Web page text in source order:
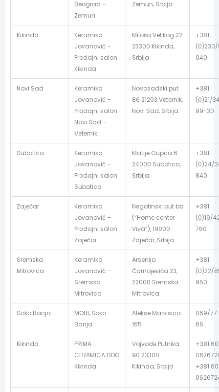
Beograd –
Zemun
Zemun, Srbija
Kikinda
Keramika
Jovanović –
Prodajni salon
Kikinda
Miloša Velikog 22
23300 Kikinda,
Srbija
+381
040
Novi Sad
Keramika
Jovanović –
Prodajni salon
Novi Sad –
Veternik
Novosadski put
86 21203 Veternik,
Novi Sad, Srbija
+381
(0)21/
99-30
Subotica
Keramika
Jovanović –
Prodajni salon
Subotica
Matije Gupca 6
24000 Subotica,
Srbija
+381
(0)24/
840
Zaječar
Keramika
Jovanović –
Prodajni salon
Zaječar
Negotinski put bb
(“Home center
Viva”), 19000
Zaječar, Srbija
+381
(0)19/
760
Sremska
Mitrovica
Keramika
Jovanović –
Sremska
Mitrovica
Arsenija
Čarnojevića 23,
22000 Sremska
Mitrovica
+381
(0)22/
950
Soko Banja
MOBI, Soko
Banja
Alekse Markisica
165
069/
66
Kikinda
PRIMA
CERAMICA DOO
Kikinda
Vojvode Putnika
90 23300
Kikinda, Srbija
+381 60
0626721
+381 60